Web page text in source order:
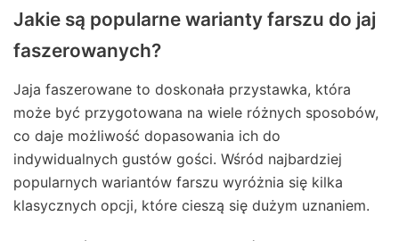
Jakie są popularne warianty farszu do jaj
faszerowanych?
Jaja faszerowane to doskonała przystawka, która
może być przygotowana na wiele różnych sposobów,
co daje możliwość dopasowania ich do
indywidualnych gustów gości. Wśród najbardziej
popularnych wariantów farszu wyróżnia się kilka
klasycznych opcji, które cieszą się dużym uznaniem.